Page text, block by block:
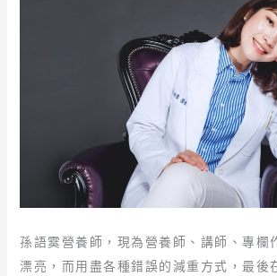
孫語霙營養師，現為營養師、講師、專欄
漂亮，而用盡各種錯誤的減重方式，最後